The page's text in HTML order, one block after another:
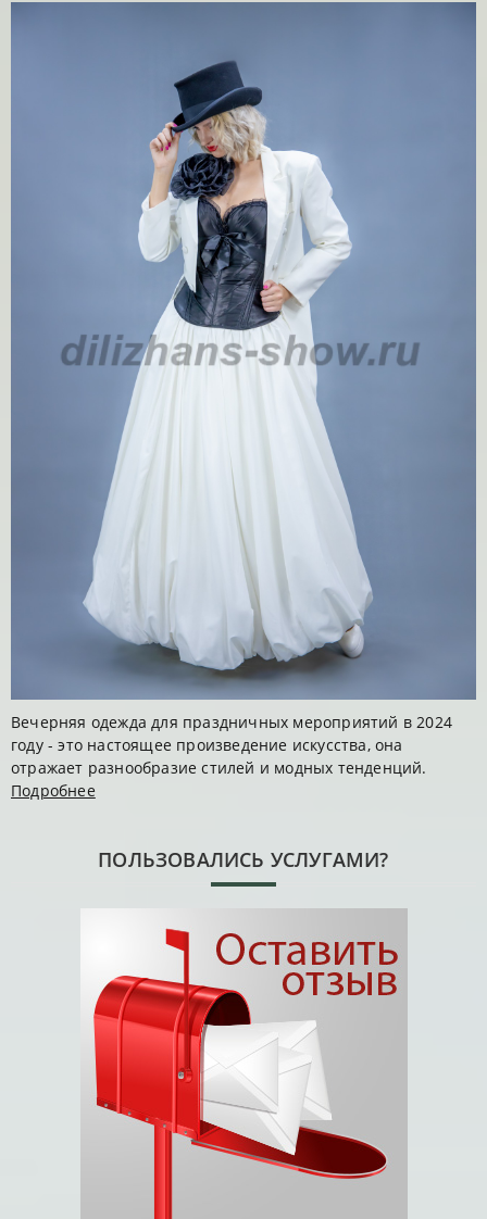
Вечерняя одежда для праздничных мероприятий в 2024
году - это настоящее произведение искусства, она
отражает разнообразие стилей и модных тенденций.
Подробнее
ПОЛЬЗОВАЛИСЬ УСЛУГАМИ?